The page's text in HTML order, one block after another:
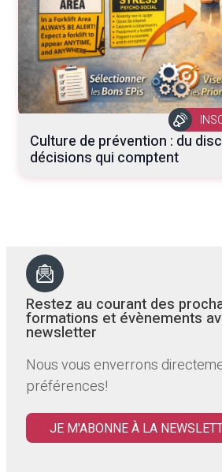
Culture de prévention : du
décisions qui comptent
Restez au courant des
formations et évènements
newsletter
Nous vous enverrons
préférences!
JE M'ABONNE À LA